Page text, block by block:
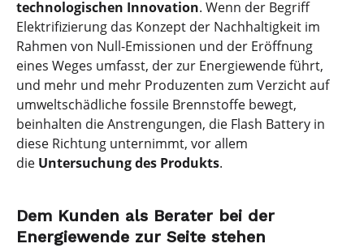
technologischen Innovation. Wenn der Begriff
Elektrifizierung das Konzept der Nachhaltigkeit im
Rahmen von Null-Emissionen und der Eröffnung
eines Weges umfasst, der zur Energiewende führt,
und mehr und mehr Produzenten zum Verzicht auf
umweltschädliche fossile Brennstoffe bewegt,
beinhalten die Anstrengungen, die Flash Battery in
diese Richtung unternimmt, vor allem
die Untersuchung des Produkts.
Dem Kunden als Berater bei der
Energiewende zur Seite stehen